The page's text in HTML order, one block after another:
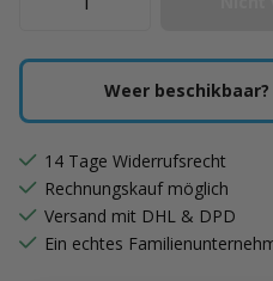
Weer
14 Tage Widerrufsrecht
Rechnungskauf möglich
Versand mit DHL & DPD
Ein echtes